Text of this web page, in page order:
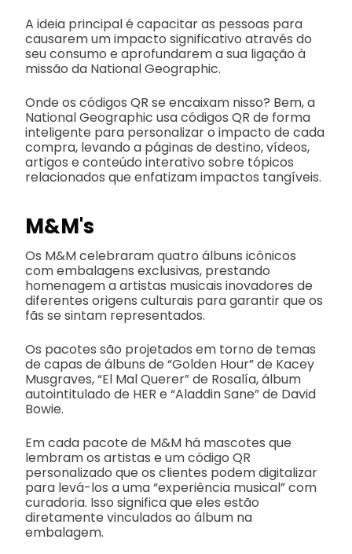
A ideia principal é capacitar as pessoas para
causarem um impacto significativo através do
seu consumo e aprofundarem a sua ligação à
missão da National Geographic.
Onde os códigos QR se encaixam nisso? Bem, a
National Geographic usa códigos QR de forma
inteligente para personalizar o impacto de cada
compra, levando a páginas de destino, vídeos,
artigos e conteúdo interativo sobre tópicos
relacionados que enfatizam impactos tangíveis.
M&M's
Os M&M celebraram quatro álbuns icônicos
com embalagens exclusivas, prestando
homenagem a artistas musicais inovadores de
diferentes origens culturais para garantir que os
fãs se sintam representados.
Os pacotes são projetados em torno de temas
de capas de álbuns de “Golden Hour” de Kacey
Musgraves, “El Mal Querer” de Rosalía, álbum
autointitulado de HER e “Aladdin Sane” de David
Bowie.
Em cada pacote de M&M há mascotes que
lembram os artistas e um código QR
personalizado que os clientes podem digitalizar
para levá-los a uma “experiência musical” com
curadoria. Isso significa que eles estão
diretamente vinculados ao álbum na
embalagem.